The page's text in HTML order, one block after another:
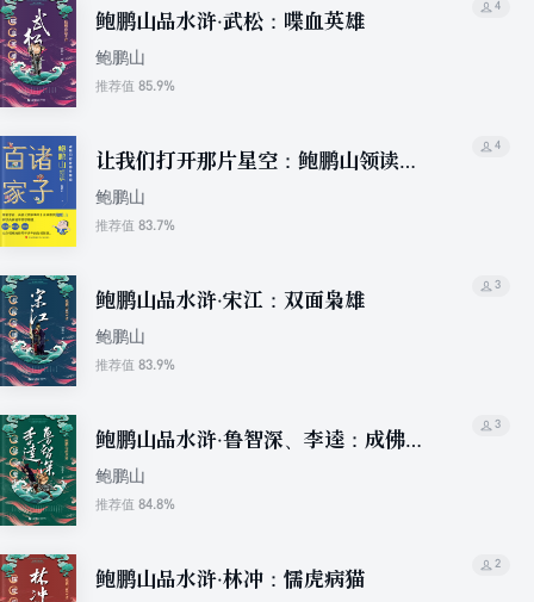
鲍鹏山品水浒·武松：喋血英雄
鲍鹏山
推荐值 85.9%
4
让我们打开那片星空：鲍鹏山领读诸
子百家
鲍鹏山
推荐值 83.7%
4
鲍鹏山品水浒·宋江：双面枭雄
鲍鹏山
推荐值 83.9%
3
鲍鹏山品水浒·鲁智深、李逵：成佛成
魔
鲍鹏山
推荐值 84.8%
3
鲍鹏山品水浒·林冲：懦虎病猫
2